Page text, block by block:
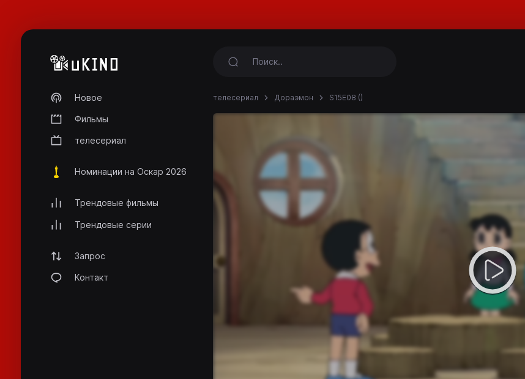
Новое
Фильмы
телесериал
Номинации на Оскар 2026
Трендовые фильмы
Трендовые серии
Запрос
Контакт
телесериал Дораэмон S15E08 ()